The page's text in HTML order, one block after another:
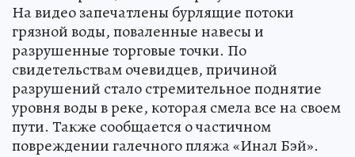
На видео запечатлены бурлящие потоки
грязной воды, поваленные навесы и
разрушенные торговые точки. По
свидетельствам очевидцев, причиной
разрушений стало стремительное поднятие
уровня воды в реке, которая смела все на своем
пути. Также сообщается о частичном
повреждении галечного пляжа «Инал Бэй».